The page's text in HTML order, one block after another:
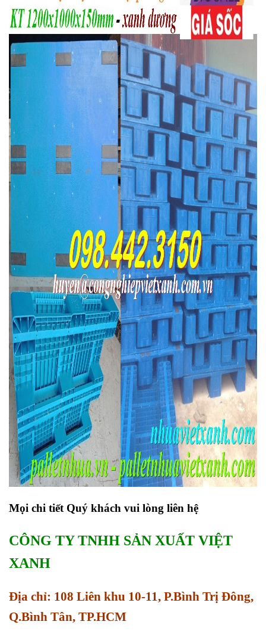
Mọi chi tiết Quý khách vui lòng liên hệ
CÔNG TY TNHH SẢN XUẤT VIỆT
XANH
Địa chỉ: 108 Liên khu 10-11, P.Bình Trị Đông,
Q.Bình Tân, TP.HCM